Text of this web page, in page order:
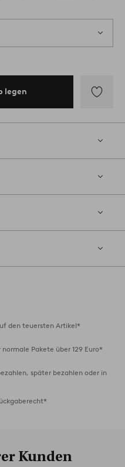
legen
Favoriten
den teuersten Artikel*
Pakete über 129 Euro*
später bezahlen oder in
Kunden